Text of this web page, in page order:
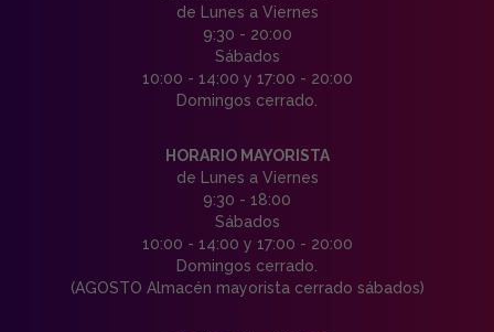
de Lunes a Viernes
9:30 - 20:00
Sábados
10:00 - 14:00 y 17:00 - 20:00
Domingos cerrado.
HORARIO MAYORISTA
de Lunes a Viernes
9:30 - 18:00
Sábados
10:00 - 14:00 y 17:00 - 20:00
Domingos cerrado.
(AGOSTO Almacén mayorista cerrado sábados)